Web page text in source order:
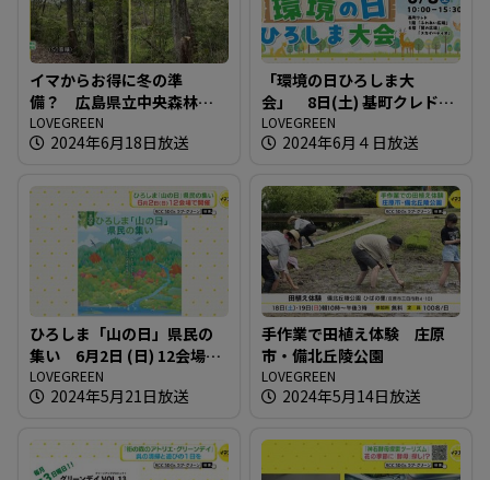
イマからお得に冬の準
備？ 広島県立中央森林公
園
LOVEGREEN
2024年6月18日放送
「環境の日ひろしま大
会」 8日(土) 基町クレドで
開催
LOVEGREEN
2024年6月４日放送
ひろしま「山の日」県民の
集い 6月2日 (日) 12会場で
開催
LOVEGREEN
2024年5月21日放送
手作業で田植え体験 庄原
市・備北丘陵公園
LOVEGREEN
2024年5月14日放送